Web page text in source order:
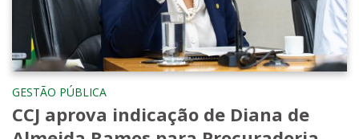
GESTÃO PÚBLICA
CCJ aprova indicação de Diana de